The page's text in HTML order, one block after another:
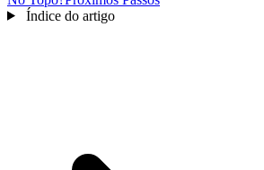
Índice do artigo